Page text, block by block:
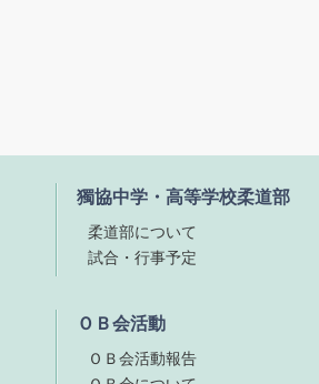
獨協中学・高等学校柔道部
柔道部について
試合・行事予定
ＯＢ会活動
ＯＢ会活動報告